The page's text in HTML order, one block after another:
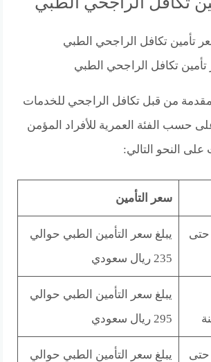
تكافل الراجحي الطبي
من قبل تكافل الراجحي للخدمات
على حسب الفئة العمرية للأفراد المؤمن
النحو التالي:
سعر التأمين
حتى
يبلغ سعر التأمين الطبي حوالي
235 ريال سعودي
يبلغ سعر التأمين الطبي حوالي
295 ريال سعودي
حتى
يبلغ سعر التأمين الطبي حوالي